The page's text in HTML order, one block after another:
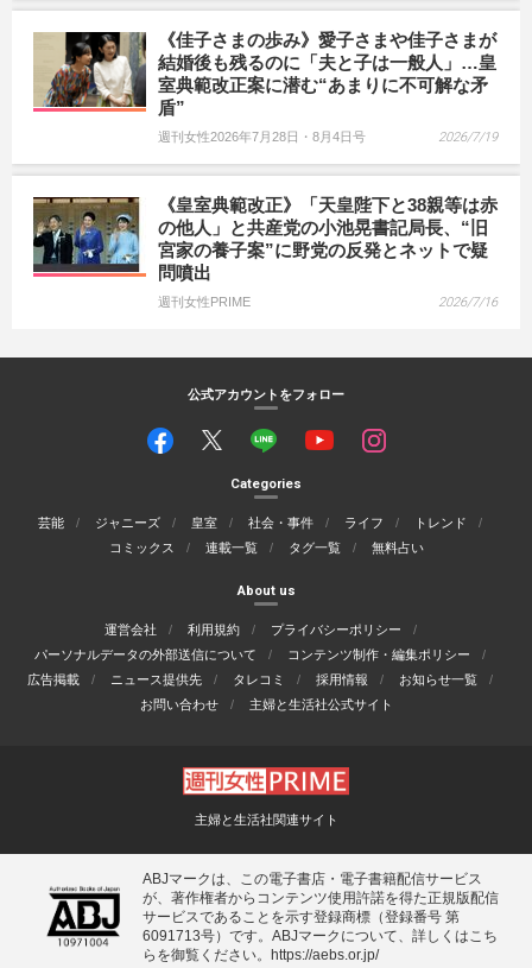
《佳子さまの歩み》愛子さまや佳子さまが
結婚後も残るのに「夫と子は一般人」…皇
室典範改正案に潜む“あまりに不可解な矛
盾”
週刊女性2026年7月28日・8月4日号 2026/7/19
《皇室典範改正》「天皇陛下と38親等は赤
の他人」と共産党の小池晃書記局長、“旧
宮家の養子案”に野党の反発とネットで疑
問噴出
週刊女性PRIME 2026/7/16
公式アカウントをフォロー
Categories
芸能 ジャニーズ 皇室 社会・事件 ライフ
トレンド
コミックス
連載一覧 タグ一覧 無料占い
About us
運営会社 利用規約
プライバシーポリシー
パーソナルデータの外部送信について
コンテンツ制作・編集ポリシー
広告掲載
ニュース提供先 タレコミ 採用情報
お知らせ一覧
お問い合わせ
主婦と生活社公式サイト
主婦と生活社関連サイト
ABJマークは、この電子書店・電子書籍配信サービス
が、著作権者からコンテンツ使用許諾を得た正規版配信
サービスであることを示す登録商標（登録番号 第
6091713号）です。ABJマークについて、詳しくはこち
らを御覧ください。 https://aebs.or.jp/